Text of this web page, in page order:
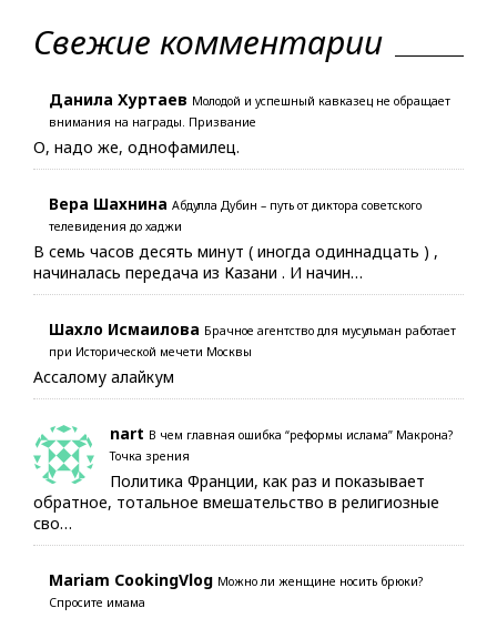
Свежие комментарии
Данила Хуртаев Молодой и успешный кавказец не обращает
внимания на награды. Призвание
О, надо же, однофамилец.
Вера Шахнина Абдулла Дубин – путь от диктора советского
телевидения до хаджи
В семь часов десять минут ( иногда одиннадцать ) ,
начиналась передача из Казани . И начин…
Шахло Исмаилова Брачное агентство для мусульман работает
при Исторической мечети Москвы
Ассалому алайкум
nart В чем главная ошибка “реформы ислама” Макрона?
Точка зрения
Политика Франции, как раз и показывает
обратное, тотальное вмешательство в религиозные
сво…
Mariam CookingVlog Можно ли женщине носить брюки?
Спросите имама